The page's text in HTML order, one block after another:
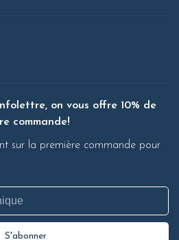
on vous offre 10% de
commande!
sur la première commande pour
S'abonner